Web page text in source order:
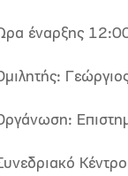
έναρξης